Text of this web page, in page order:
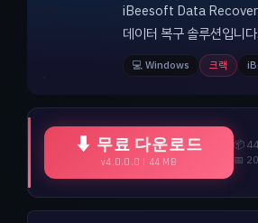
iBeesoft Data Recovery
데이터 복구 솔루션입니다.
💻 Windows 크랙
⬇ 무료 다운로드
v4.0.0.0 | 44 MB
📦
📅